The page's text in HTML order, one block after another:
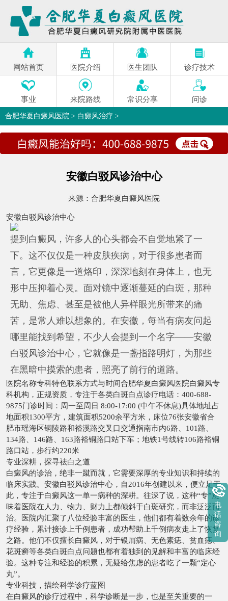
网站首页 医院介绍 医生团队 诊疗技术
事业 来院路线 常识分享 问诊
合肥华夏白癜风医院 > 白癜风治疗 >
安徽白驳风诊治中心
来源： 合肥华夏白癜风医院
安徽白驳风诊治中心
提到白癜风，许多人的心头都会不自觉地紧了一
下。这不仅仅是一种皮肤疾病，对于很多患者而
言，它更像是一道烙印，深深地刻在身体上，也无
形中压抑着心灵。面对镜中逐渐蔓延的白斑，那种
无助、焦虑、甚至是被他人异样眼光所带来的痛
苦，是常人难以想象的。在安徽，每当有病友问起
哪里能找到希望，不少人会提到一个名字——安徽
白驳风诊治中心，它就像是一盏指路明灯，为那些
在黑暗中摸索的患者，照亮了前行的道路。
医院名称专科特色联系方式与时间合肥华夏白癜风医院白癜风专
科机构，正规资质，专注于各类白斑白点诊疗电话：400-688-
9875门诊时间：周一至周日 8:00-17:00 (中午不休息)具体地址占
地面积1300平方，建筑面积5200余平方米，床位76张安徽省合
肥市瑶海区铜陵路和裕溪路交叉口交通指南市内6路、101路、
134路、146路、163路裕铜路口站下车；地铁1号线转106路裕铜
路口站，步行约220米
专业深耕，探寻祛白之道
白癜风的诊治，绝非一蹴而就，它需要深厚的专业知识和持续的
临床实践。安徽白驳风诊治中心，自2016年创建以来，便立足于
此，专注于白癜风这一单一病种的深耕。往深了说，这种“专”意
味着医院在人力、物力、财力上都倾斜于白斑研究，而非泛泛而
治。医院内汇聚了八位经验丰富的医生，他们都有着数余年的诊
疗经验，累计接诊上千例患者，成功帮助上千例病友走上了恢复
之路。他们不仅擅长白癜风，对于银屑病、无色素痣、贫血痣、
花斑癣等各类白斑白点问题也都有着独到的见解和丰富的临床经
验。这种专注和经验的积累，无疑给焦虑的患者吃了一颗“定心
丸”。
专业科技，描绘科学诊疗蓝图
在白癜风的诊疗过程中，科学诊断是一步，也是至关重要的一
电
话
咨
询